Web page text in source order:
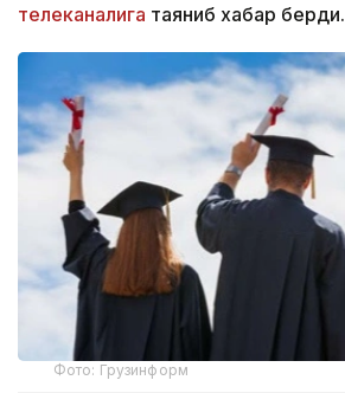
телеканалига таяниб хабар берди.
Фото: Грузинформ